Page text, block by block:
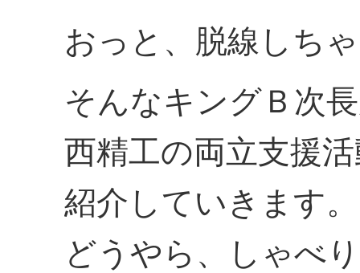
おっと、脱線しち
そんなキングＢ次
西精工の両立支援
紹介していきます。
どうやら、しゃべ